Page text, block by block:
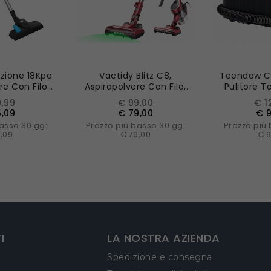
18Kpa
Con Filo
Portatile 1L
– Blu
Prezzo
30 gg:
Vactidy Blitz C8,
Aspirapolvere Con Filo,
Motore Turbo 600W,
Aspirazione 60000Pa,
Peso Leggero 1,7 Kg
Prezzo
base
€ 99,00Prezzo
€ 79,00
Prezzo più basso 30 gg:
€ 79,00
AGGIUNGI AL CARRELLO
Teendow
Pulitore
Tappeto,
Doppio
€
€
Prezzo più
€
LA NOSTRA AZIENDA
Spedizione e consegna